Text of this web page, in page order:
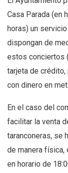
Casa Parada (en
horas) un
dispongan de
estos conciertos
tarjeta de
con dinero en
En el caso del
facilitar la venta
taranconeras, se
de manera física,
en horario de